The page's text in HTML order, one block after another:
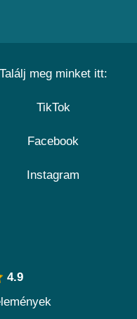
Találj meg minket itt:
TikTok
Facebook
Instagram
4.9